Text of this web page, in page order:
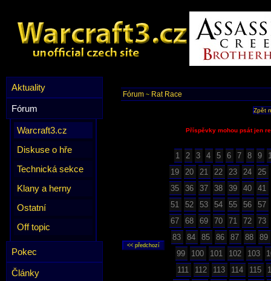
Aktuality
Fórum
Warcraft3.cz
Diskuse o hře
Technická sekce
Klany a herny
Ostatní
Off topic
Pokec
Články
Fórum ~ Rat Race
Zpět
Příspěvky mohou psát jen
1 2 3 4 5 6 7 8 9
19
20 21 22 23 24
25
35
36 37 38 39 40
41
51
52 53 54 55 56
57
67
68 69 70 71 72
73
83
84 85 86 87 88
89
99
100 101 102 103
111
112 113 114 115